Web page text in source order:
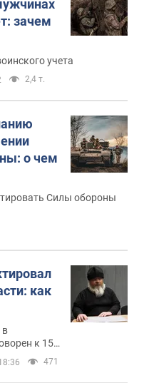
зачем
учета
2,4 т.
о чем
Силы обороны
как
в
к 15
471